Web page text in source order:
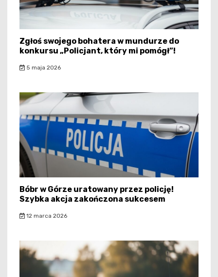
Zgłoś swojego bohatera w mundurze do
konkursu „Policjant, który mi pomógł”!
5 maja 2026
Bóbr w Górze uratowany przez policję!
Szybka akcja zakończona sukcesem
12 marca 2026